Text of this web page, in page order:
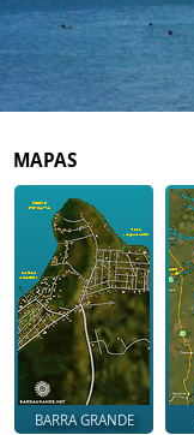
MAPAS
BARRA GRANDE